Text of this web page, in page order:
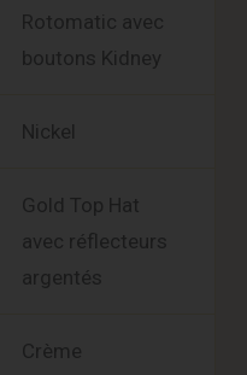
Rotomatic avec
boutons Kidney
Nickel
Gold Top Hat
avec réflecteurs
argentés
Crème